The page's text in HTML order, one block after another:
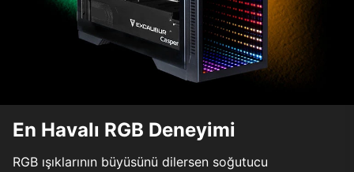
En Havalı RGB Deneyimi
RGB ışıklarının büyüsünü dilersen soğutucu